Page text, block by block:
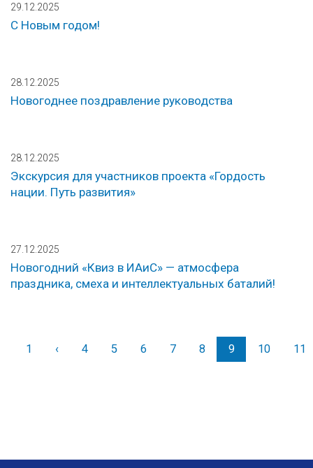
29.12.2025
С Новым годом!
28.12.2025
Новогоднее поздравление руководства
28.12.2025
Экскурсия для участников проекта «Гордость
нации. Путь развития»
27.12.2025
Новогодний «Квиз в ИАиС» — атмосфера
праздника, смеха и интеллектуальных баталий!
1 ‹Назад
4 5 6 7 8 9 10 11